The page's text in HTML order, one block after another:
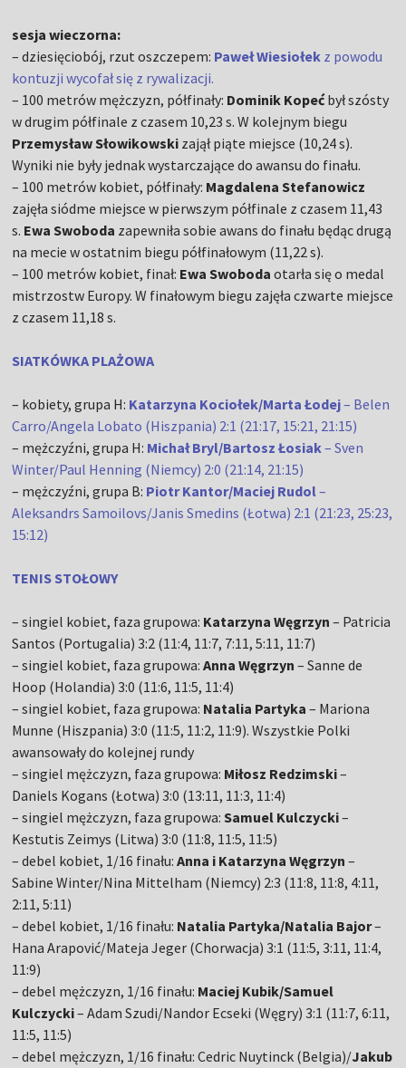
sesja wieczorna:
– dziesięciobój, rzut oszczepem: Paweł Wiesiołek z powodu
kontuzji wycofał się z rywalizacji.
– 100 metrów mężczyzn, półfinały: Dominik Kopećbył szósty
w drugim półfinale z czasem 10,23 s. W kolejnym biegu
Przemysław Słowikowski zajął piąte miejsce (10,24 s).
Wyniki nie były jednak wystarczające do awansu do finału.
– 100 metrów kobiet, półfinały: Magdalena Stefanowicz
zajęła siódme miejsce w pierwszym półfinale z czasem 11,43
s. Ewa Swoboda zapewniła sobie awans do finału będąc drugą
na mecie w ostatnim biegu półfinałowym (11,22 s).
– 100 metrów kobiet, finał: Ewa Swoboda otarła się o medal
mistrzostw Europy. W finałowym biegu zajęła czwarte miejsce
z czasem 11,18 s.
SIATKÓWKA PLAŻOWA
– kobiety, grupa H: Katarzyna Kociołek/Marta Łodej– Belen
Carro/Angela Lobato (Hiszpania) 2:1 (21:17, 15:21, 21:15)
– mężczyźni, grupa H: Michał Bryl/Bartosz Łosiak– Sven
Winter/Paul Henning (Niemcy) 2:0 (21:14, 21:15)
– mężczyźni, grupa B: Piotr Kantor/Maciej Rudol–
Aleksandrs Samoilovs/Janis Smedins (Łotwa) 2:1 (21:23, 25:23,
15:12)
TENIS STOŁOWY
– singiel kobiet, faza grupowa: Katarzyna Węgrzyn – Patricia
Santos (Portugalia) 3:2 (11:4, 11:7, 7:11, 5:11, 11:7)
– singiel kobiet, faza grupowa:Anna Węgrzyn – Sanne de
Hoop (Holandia) 3:0 (11:6, 11:5, 11:4)
– singiel kobiet, faza grupowa: Natalia Partyka – Mariona
Munne (Hiszpania) 3:0 (11:5, 11:2, 11:9). Wszystkie Polki
awansowały do kolejnej rundy
– singiel mężczyzn, faza grupowa: Miłosz Redzimski–
Daniels Kogans (Łotwa) 3:0 (13:11, 11:3, 11:4)
– singiel mężczyzn, faza grupowa: Samuel Kulczycki–
Kestutis Zeimys (Litwa) 3:0 (11:8, 11:5, 11:5)
– debel kobiet, 1/16 finału:Anna i Katarzyna Węgrzyn–
Sabine Winter/Nina Mittelham (Niemcy) 2:3 (11:8, 11:8, 4:11,
2:11, 5:11)
– debel kobiet, 1/16 finału: Natalia Partyka/Natalia Bajor–
Hana Arapović/Mateja Jeger (Chorwacja) 3:1 (11:5, 3:11, 11:4,
11:9)
– debel mężczyzn, 1/16 finału: Maciej Kubik/Samuel
Kulczycki– Adam Szudi/Nandor Ecseki (Węgry) 3:1 (11:7, 6:11,
11:5, 11:5)
– debel mężczyzn, 1/16 finału: Cedric Nuytinck (Belgia)/Jakub